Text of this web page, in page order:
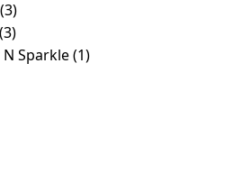
(3)
(3)
Sparkle(1)